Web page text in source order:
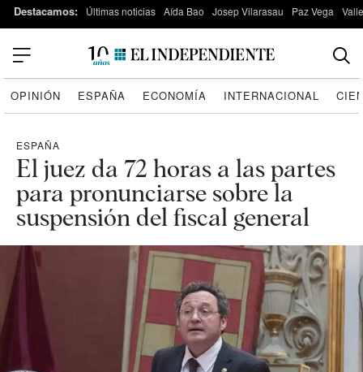
Destacamos: Últimas noticias Aída Bao Josep Vilarasau Paz Vega
OPINIÓN ESPAÑA ECONOMÍA INTERNACIONAL
ESPAÑA
El juez da 72 horas a las partes
para pronunciarse sobre la
suspensión del fiscal general